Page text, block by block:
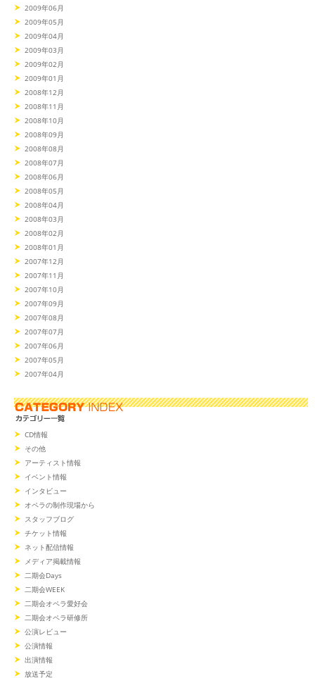
2009年06月
2009年05月
2009年04月
2009年03月
2009年02月
2009年01月
2008年12月
2008年11月
2008年10月
2008年09月
2008年08月
2008年07月
2008年06月
2008年05月
2008年04月
2008年03月
2008年02月
2008年01月
2007年12月
2007年11月
2007年10月
2007年09月
2007年08月
2007年07月
2007年06月
2007年05月
2007年04月
CD情報
その他
アーティスト情報
イベント情報
インタビュー
オペラの制作現場から
スタッフブログ
チケット情報
ネット配信情報
メディア掲載情報
二期会Days
二期会WEEK
二期会オペラ愛好会
二期会オペラ研修所
公演レビュー
公演情報
出演情報
放送予定